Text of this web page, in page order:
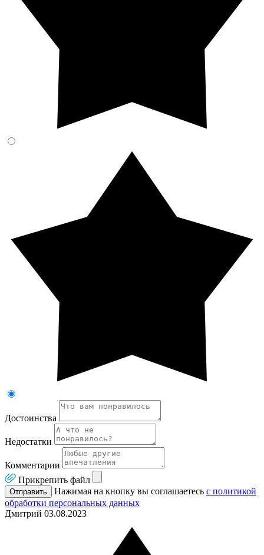
Достоинства
Недостатки
Комментарии
Прикрепить файл
Отправить Нажимая на кнопку вы соглашаетесь с политикой
обработки персональных данных
Дмитрий 03.08.2023